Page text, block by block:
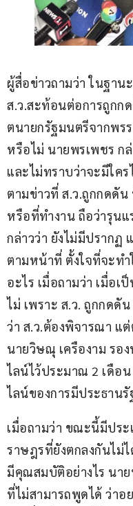
ผู้สื่อข่าวถามว่า ในฐาน
ส.ว.สะท้อนต่อการถูกก
ตนายกรัฐมนตรีจากพร
หรือไม่ นายพรเพชร ก
และไม่ทราบว่าจะมีใค
ตามข่าวที่ ส.ว.ถูกกดดั
หรือที่ทำงาน ถือว่ารุน
กล่าวว่า ยังไม่มีปรากฏ
ตามหน้าที่ ตั้งใจที่จะท
อะไร เมื่อถามว่า เมื่อ
ไม่ เพราะ ส.ว. ถูกกดดั
ว่า ส.ว.ต้องพิจารณา แ
นายวิษณุ เครืองาม รอ
ไลน์ไว้ประมาณ 2 เดือ
ไลน์ของการมีประธาน
เมื่อถามว่า ขณะนี้มีปร
ราษฎรที่ยังตกลงกันไม่
มีคุณสมบัติอย่างไร นา
ที่ไม่สามารถพูดได้ ว่าอ